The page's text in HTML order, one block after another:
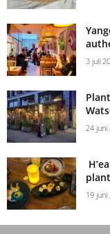
3 juli
24 juni
19 juni